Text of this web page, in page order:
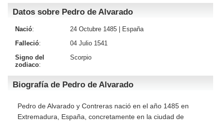
Iniciar sesión
Datos sobre Pedro de Alvarado
Nació: 24 Octubre 1485 |
España
Falleció:
04 Julio 1541
Signo del
zodiaco:
Scorpio
Biografía de Pedro de Alvarado
Pedro de Alvarado y Contreras nació en el año 1485 en
Extremadura, España, concretamente en la ciudad de